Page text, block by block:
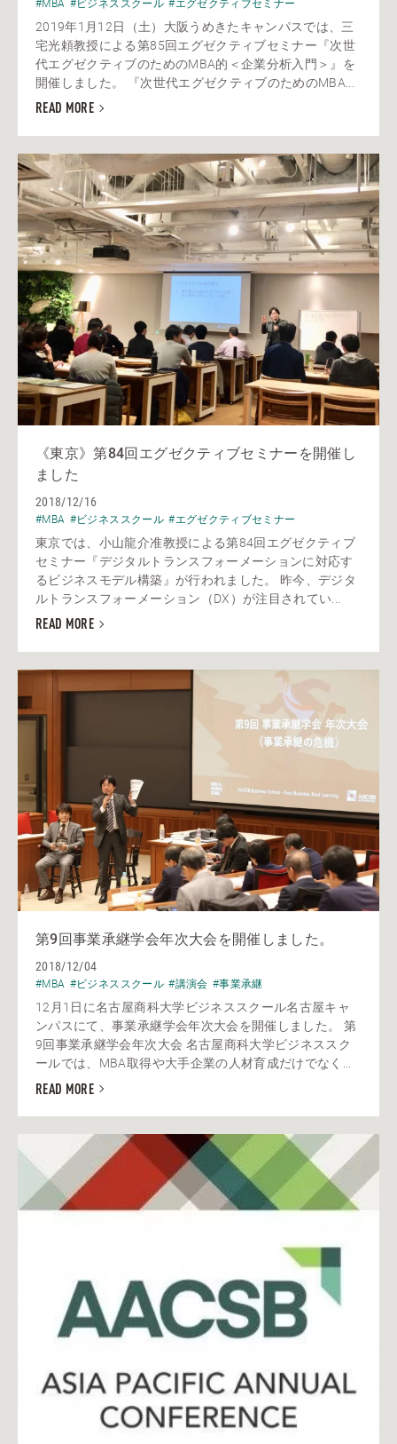
#MBA #ビジネススクール #エグゼクティブセミナー
2019年1月12日（土）大阪うめきたキャンパスでは、三
宅光頼教授による第85回エグゼクティブセミナー『次世
代エグゼクティブのためのMBA的＜企業分析入門＞』を
開催しました。 『次世代エグゼクティブのためのMBA...
READ MORE
《東京》第84回エグゼクティブセミナーを開催し
ました
2018/12/16
#MBA #ビジネススクール #エグゼクティブセミナー
東京では、小山龍介准教授による第84回エグゼクティブ
セミナー『デジタルトランスフォーメーションに対応す
るビジネスモデル構築』が行われました。 昨今、デジタ
ルトランスフォーメーション（DX）が注目されてい...
READ MORE
第9回事業承継学会年次大会を開催しました。
2018/12/04
#MBA #ビジネススクール #講演会 #事業承継
12月1日に名古屋商科大学ビジネススクール名古屋キャ
ンパスにて、事業承継学会年次大会を開催しました。 第
9回事業承継学会年次大会 名古屋商科大学ビジネススク
ールでは、MBA取得や大手企業の人材育成だけでなく...
READ MORE